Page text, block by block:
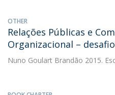
OTHER
Relações Públicas e
Organizacional –
Nuno Goulart Brandão 2015.